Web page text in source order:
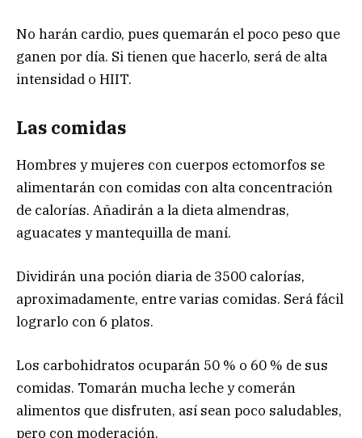
No harán cardio, pues quemarán el poco peso que
ganen por día. Si tienen que hacerlo, será de alta
intensidad o HIIT.
Las comidas
Hombres y mujeres con cuerpos ectomorfos se
alimentarán con comidas con alta concentración
de calorías. Añadirán a la dieta almendras,
aguacates y mantequilla de maní.
Dividirán una poción diaria de 3500 calorías,
aproximadamente, entre varias comidas. Será fácil
lograrlo con 6 platos.
Los carbohidratos ocuparán 50 % o 60 % de sus
comidas. Tomarán mucha leche y comerán
alimentos que disfruten, así sean poco saludables,
pero con moderación.